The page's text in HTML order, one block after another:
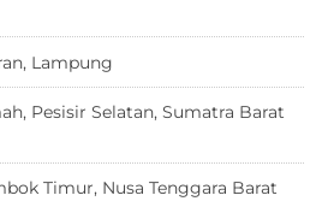
d
s
Lampung
Pesisir Selatan, Sumatra Barat
Timur, Nusa Tenggara Barat